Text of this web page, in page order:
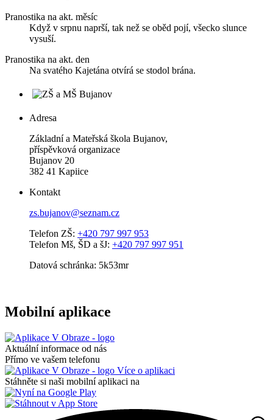
Pranostika na akt. měsíc
Když v srpnu naprší, tak než se oběd pojí, všecko slunce
vysuší.
Pranostika na akt. den
Na svatého Kajetána otvírá se stodol brána.
Adresa
Základní a Mateřská škola Bujanov,
příspěvková organizace
Bujanov 20
382 41 Kapiice
Kontakt
zs.bujanov@seznam.cz
Telefon ZŠ: +420 797 997 953
Telefon Mš, ŠD a šJ: +420 797 997 951
Datová schránka: 5k53mr
Mobilní aplikace
Aktuální informace od nás
Přímo ve vašem telefonu
Více o aplikaci
Stáhněte si naši mobilní aplikaci na